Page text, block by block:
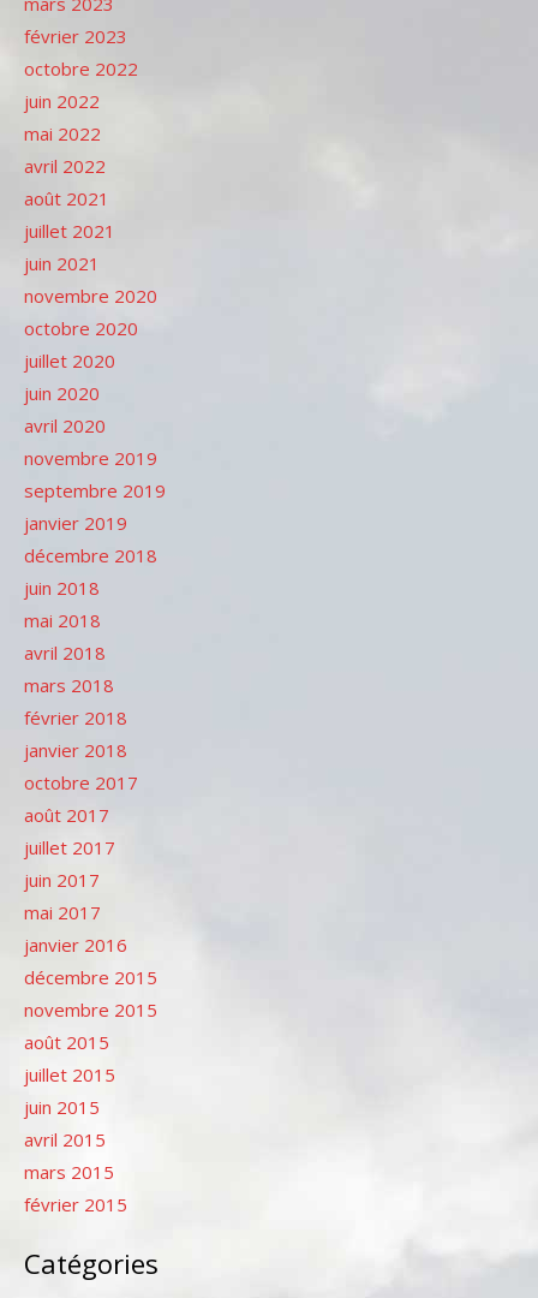
février 2023
octobre 2022
juin 2022
mai 2022
avril 2022
août 2021
juillet 2021
juin 2021
novembre 2020
octobre 2020
juillet 2020
juin 2020
avril 2020
novembre 2019
septembre 2019
janvier 2019
décembre 2018
juin 2018
mai 2018
avril 2018
mars 2018
février 2018
janvier 2018
octobre 2017
août 2017
juillet 2017
juin 2017
mai 2017
janvier 2016
décembre 2015
novembre 2015
août 2015
juillet 2015
juin 2015
avril 2015
mars 2015
février 2015
Catégories